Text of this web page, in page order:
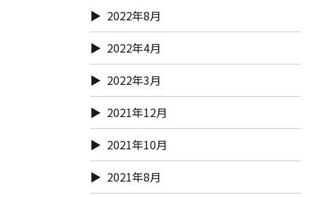
2022年8月
2022年4月
2022年3月
2021年12月
2021年10月
2021年8月